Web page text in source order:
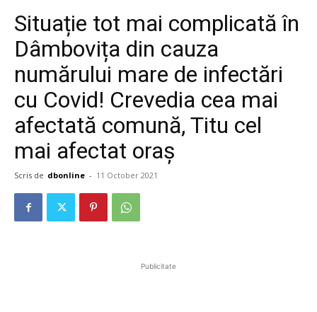
Situație tot mai complicată în
Dâmbovița din cauza
numărului mare de infectări
cu Covid! Crevedia cea mai
afectată comună, Titu cel
mai afectat oraș
Scris de dbonline - 11 October 2021
Publicitate